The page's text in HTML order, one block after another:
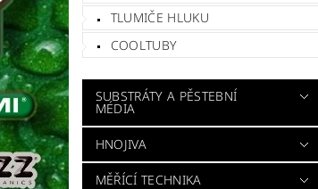
TLUMIČE HLUKU
COOLTUBY
SUBSTRÁTY A PĚSTEBNÍ
MÉDIA
HNOJIVA
MĚŘÍCÍ TECHNIKA